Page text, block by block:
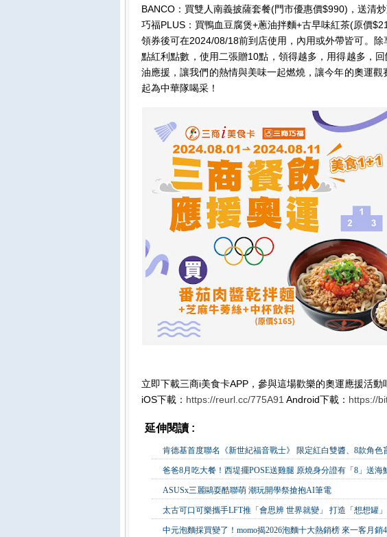
BANCO：買雙人南義披薩套餐(門市優惠價$990)，送清
巧福PLUS：買鴨血豆腐煲+蔥油拌麵+古早味紅茶(原價
領券後可在2024/08/18前到店使用，內用或外帶皆可。
點紅利點數，使用二張贈10點，領得越多，用得越多，
油應援，讓我們的熱情與美味一起燃燒，讓今年的奧運
起為中華隊喝采！
立即下載三商i美食卡APP，參與這場歡樂的奧運應援活動
iOS下載： https://reurl.cc/775A91 Android下載： https://
延伸閱讀 :
肯德基首度聯名《新世紀福音戰士》 限定紅白雙醬、8款角色
爸爸8月吃大餐！西堤擺POSE送雞腿 原燒身分證有「8」送海
ASUSx三麗鷗耍酷聯萌 潮玩開學祭搶抱AI筆電
太古可口可樂攜手LFT推「會思辨 世界就變」 打造「想想罐
中元泡麵採買變了！momo揭2026泡麵十大熱銷榜 來一客月銷